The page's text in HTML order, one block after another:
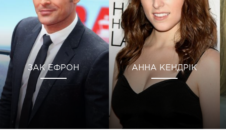
ЗАК ЕФРОН АННА КЕНДРІК